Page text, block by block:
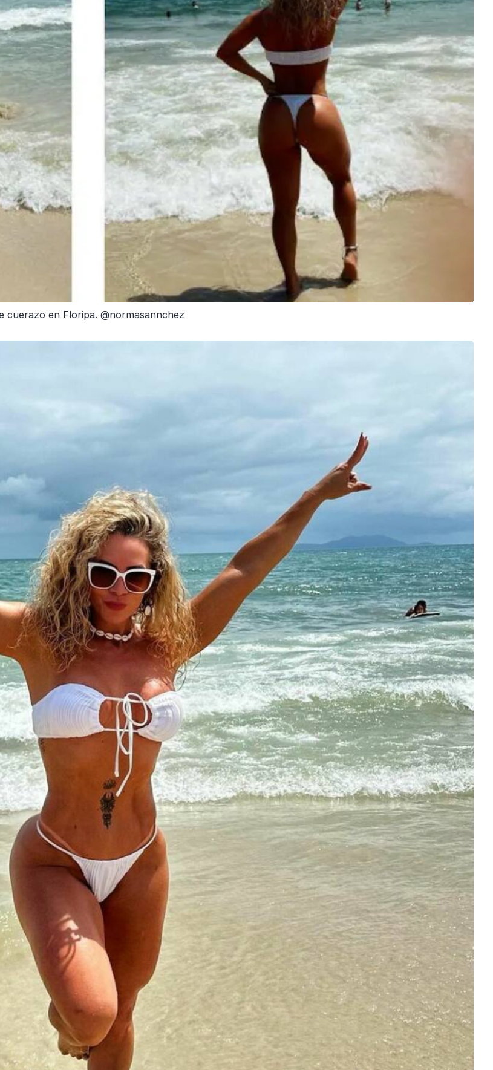
en Floripa. @normasannchez